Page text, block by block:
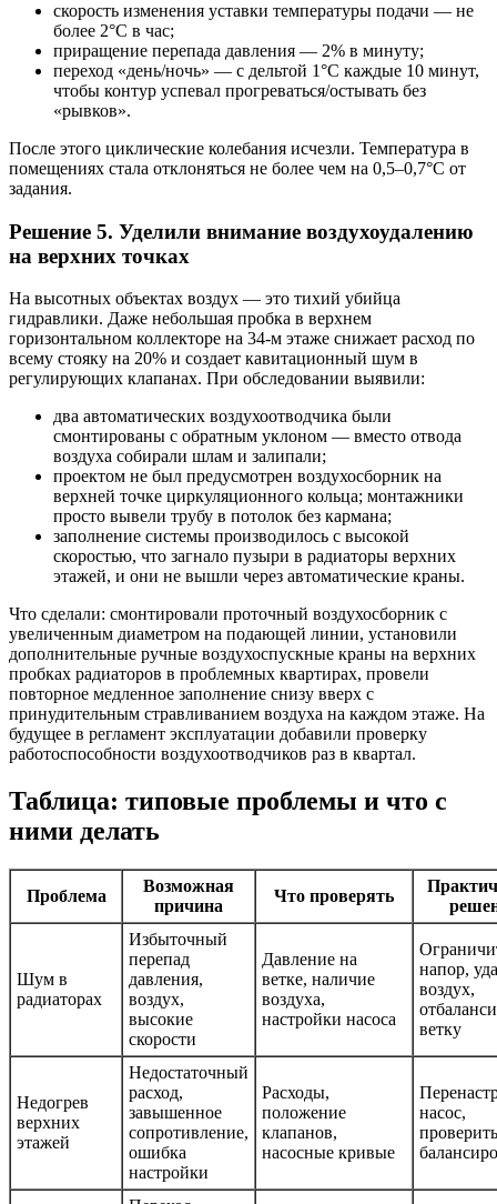
скорость изменения уставки температуры подачи — не
более 2°С в час;
приращение перепада давления — 2% в минуту;
переход «день/ночь» — с дельтой 1°С каждые 10 минут,
чтобы контур успевал прогреваться/остывать без
«рывков».
После этого циклические колебания исчезли. Температура в
помещениях стала отклоняться не более чем на 0,5–0,7°С от
задания.
Решение 5. Уделили внимание воздухоудалению
на верхних точках
На высотных объектах воздух — это тихий убийца
гидравлики. Даже небольшая пробка в верхнем
горизонтальном коллекторе на 34‑м этаже снижает расход по
всему стояку на 20% и создает кавитационный шум в
регулирующих клапанах. При обследовании выявили:
два автоматических воздухоотводчика были
смонтированы с обратным уклоном — вместо отвода
воздуха собирали шлам и залипали;
проектом не был предусмотрен воздухосборник на
верхней точке циркуляционного кольца; монтажники
просто вывели трубу в потолок без кармана;
заполнение системы производилось с высокой
скоростью, что загнало пузыри в радиаторы верхних
этажей, и они не вышли через автоматические краны.
Что сделали: смонтировали проточный воздухосборник с
увеличенным диаметром на подающей линии, установили
дополнительные ручные воздухоспускные краны на верхних
пробках радиаторов в проблемных квартирах, провели
повторное медленное заполнение снизу вверх с
принудительным стравливанием воздуха на каждом этаже. На
будущее в регламент эксплуатации добавили проверку
работоспособности воздухоотводчиков раз в квартал.
Таблица: типовые проблемы и что с
ними делать
Проблема
Возможная
причина
Что проверять
Шум в
радиаторах
Избыточный
перепад
давления,
воздух,
высокие
скорости
Давление на
ветке, наличие
воздуха,
настройки насоса
напор,
воздух,
ветку
Недогрев
верхних
этажей
Недостаточный
расход,
завышенное
сопротивление,
ошибка
настройки
Расходы,
положение
клапанов,
насосные кривые
насос,
проверить